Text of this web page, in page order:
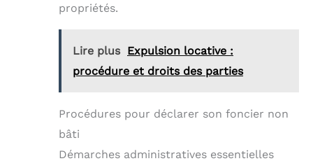
propriétés.
Lire plus Expulsion locative :
procédure et droits des parties
Procédures pour déclarer son foncier non
bâti
Démarches administratives essentielles